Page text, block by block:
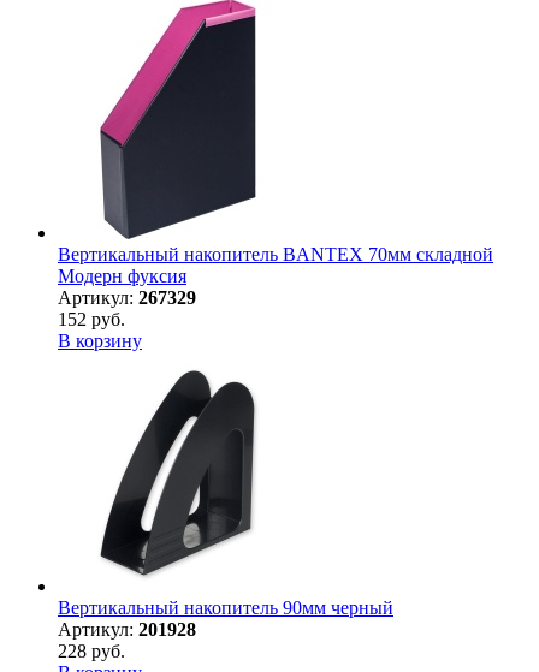
Вертикальный накопитель BANTEX 70мм складной
Модерн фуксия
Артикул: 267329
152 руб.
В корзину
Вертикальный накопитель 90мм черный
Артикул: 201928
228 руб.